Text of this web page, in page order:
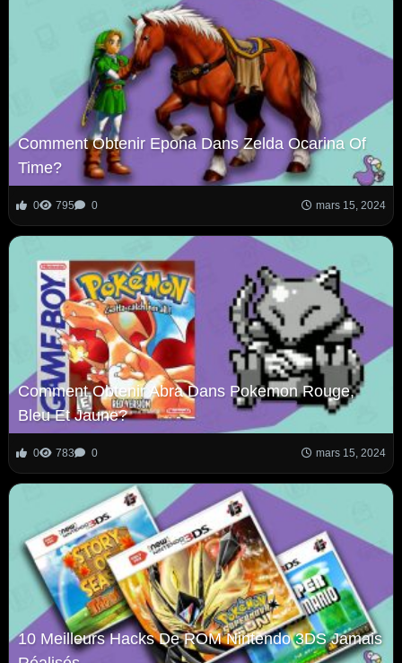
Comment Obtenir Epona Dans Zelda Ocarina Of
Time?
0 795 0 mars 15, 2024
Comment Obtenir Abra Dans Pokemon Rouge,
Bleu Et Jaune?
0 783 0 mars 15, 2024
10 Meilleurs Hacks De ROM Nintendo 3DS Jamais